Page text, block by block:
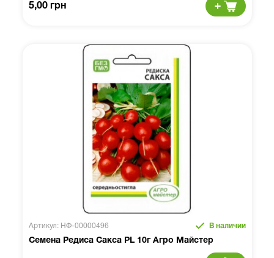
5,00 грн
Артикул: НФ-00000496 В наличии
Семена Редиса Сакса PL 10г Агро Майстер